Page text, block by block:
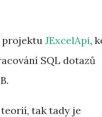
projektu JExcelApi,
SQL dotazů
tak tady je